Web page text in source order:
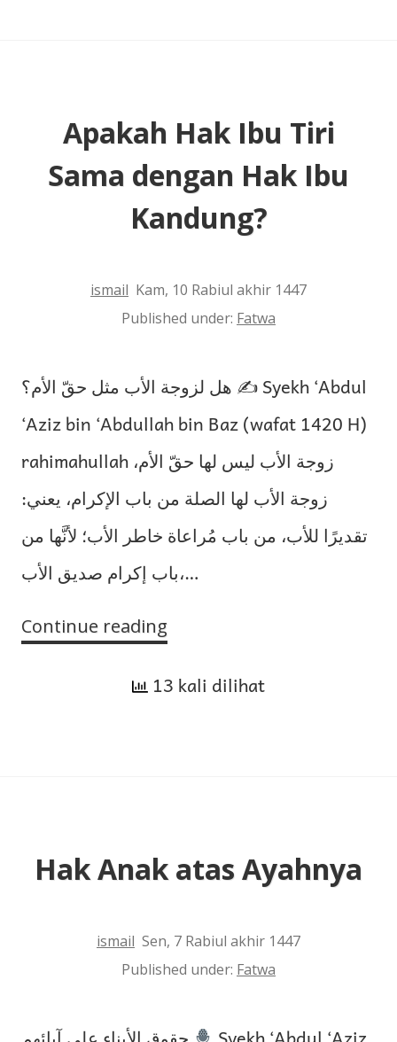
Apakah Hak Ibu Tiri
Sama dengan Hak Ibu
Kandung?
ismail Kam, 10 Rabiul akhir 1447
Published under: Fatwa
هل لزوجة الأب مثل حقّ الأم؟ ✍️ Syekh ‘Abdul
‘Aziz bin ‘Abdullah bin Baz (wafat 1420 H)
rahimahullah زوجة الأب ليس لها حقّ الأم،
زوجة الأب لها الصلة من باب الإكرام، يعني:
تقديرًا للأب، من باب مُراعاة خاطر الأب؛ لأنَّها من
باب إكرام صديق الأب،…
Continue reading
Ibu
13 kali dilihat
Hak Anak atas Ayahnya
ismail Sen, 7 Rabiul akhir 1447
Published under: Fatwa